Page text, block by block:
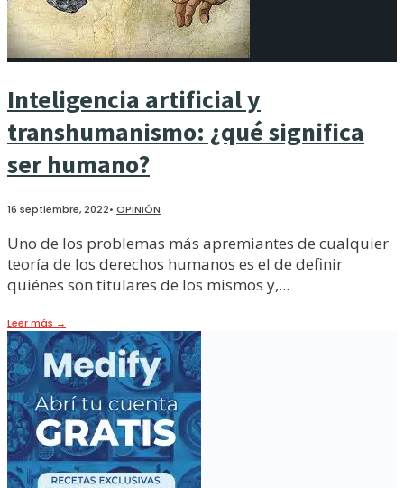
Inteligencia artificial y
transhumanismo: ¿qué significa
ser humano?
16 septiembre, 2022• OPINIÓN
Uno de los problemas más apremiantes de cualquier
teoría de los derechos humanos es el de definir
quiénes son titulares de los mismos y,...
Leer más →